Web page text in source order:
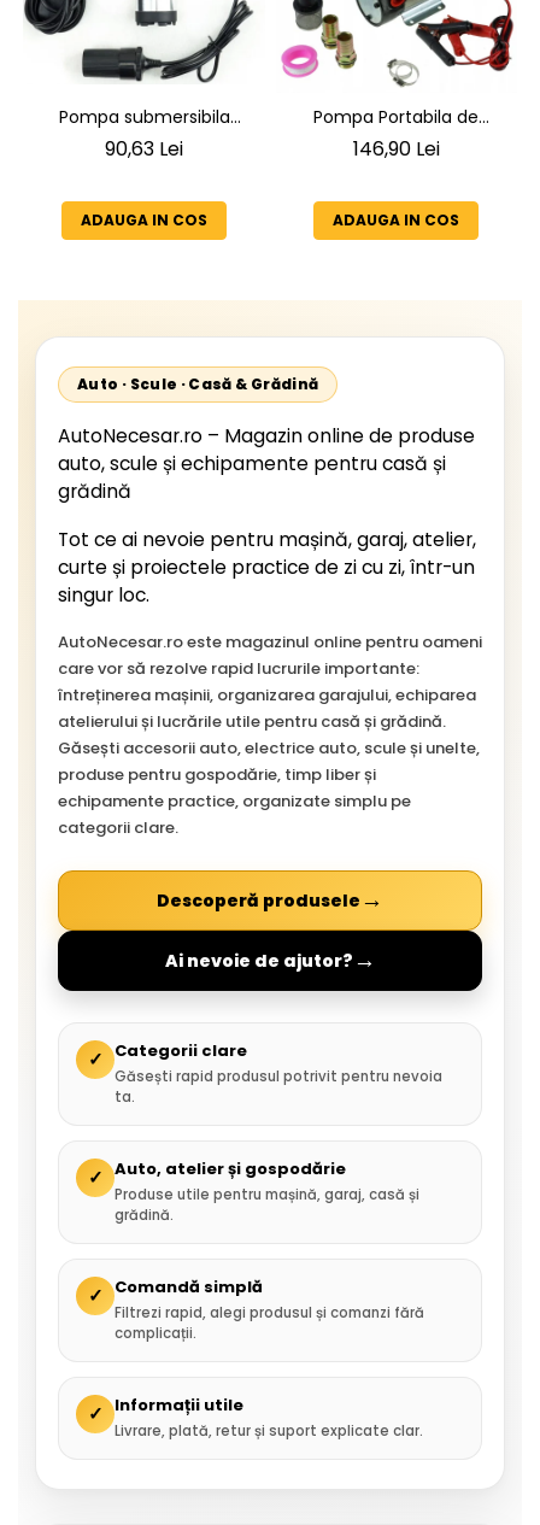
Pompa submersibila
pentru motorina Sellnet
SN909-230V
90,63 Lei
ADAUGA IN COS
Pompa Portabila de
Transfer Combustibil si
Absorbire 1 Tol (1"), Kit
Conectori si Filtru Incluse
146,90 Lei
ADAUGA IN COS
Auto · Scule · Casă & Grădină
AutoNecesar.ro – Magazin online de produse
auto, scule și echipamente pentru casă și
grădină
Tot ce ai nevoie pentru mașină, garaj, atelier,
curte și proiectele practice de zi cu zi, într-un
singur loc.
AutoNecesar.ro este magazinul online pentru oameni
care vor să rezolve rapid lucrurile importante:
întreținerea mașinii, organizarea garajului, echiparea
atelierului și lucrările utile pentru casă și grădină.
Găsești accesorii auto, electrice auto, scule și unelte,
produse pentru gospodărie, timp liber și
echipamente practice, organizate simplu pe
categorii clare.
Descoperă produsele →
Ai nevoie de ajutor? →
✓ Categorii clare
Găsești rapid produsul potrivit pentru nevoia
ta.
✓ Auto, atelier și gospodărie
Produse utile pentru mașină, garaj, casă și
grădină.
✓ Comandă simplă
Filtrezi rapid, alegi produsul și comanzi fără
complicații.
✓ Informații utile
Livrare, plată, retur și suport explicate clar.